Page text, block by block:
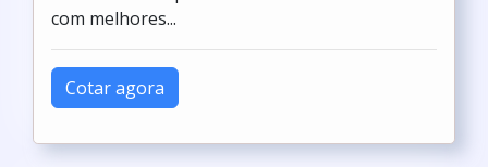
com melhores...
Cotar agora